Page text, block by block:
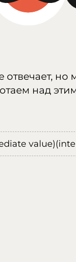
отвечает, но
над